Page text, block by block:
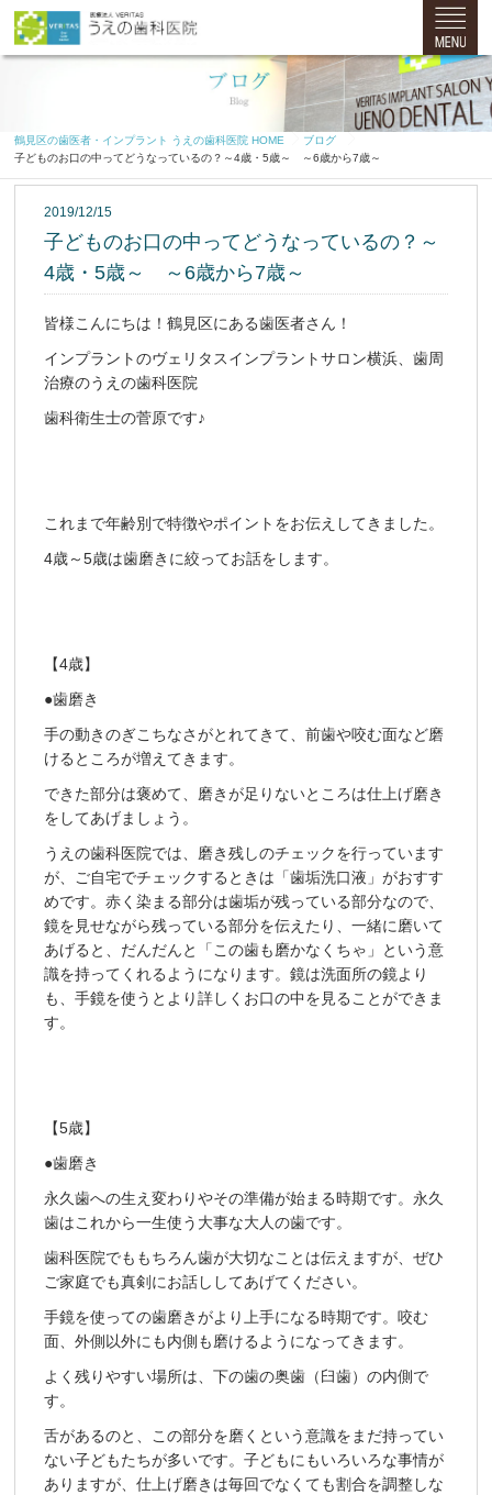
鶴見区の歯医者・インプラント うえの歯科医院 HOME
ブログ
子どものお口の中ってどうなっているの？～4歳・5歳～ ～6歳から7歳～
2019/12/15
子どものお口の中ってどうなっているの？～
4歳・5歳～ ～6歳から7歳～
皆様こんにちは！鶴見区にある歯医者さん！
インプラントのヴェリタスインプラントサロン横浜、歯周
治療のうえの歯科医院
歯科衛生士の菅原です♪
これまで年齢別で特徴やポイントをお伝えしてきました。
4歳～5歳は歯磨きに絞ってお話をします。
【4歳】
●歯磨き
手の動きのぎこちなさがとれてきて、前歯や咬む面など磨
けるところが増えてきます。
できた部分は褒めて、磨きが足りないところは仕上げ磨き
をしてあげましょう。
うえの歯科医院では、磨き残しのチェックを行っています
が、ご自宅でチェックするときは「歯垢洗口液」がおすす
めです。赤く染まる部分は歯垢が残っている部分なので、
鏡を見せながら残っている部分を伝えたり、一緒に磨いて
あげると、だんだんと「この歯も磨かなくちゃ」という意
識を持ってくれるようになります。鏡は洗面所の鏡より
も、手鏡を使うとより詳しくお口の中を見ることができま
す。
【5歳】
●歯磨き
永久歯への生え変わりやその準備が始まる時期です。永久
歯はこれから一生使う大事な大人の歯です。
歯科医院でももちろん歯が大切なことは伝えますが、ぜひ
ご家庭でも真剣にお話ししてあげてください。
手鏡を使っての歯磨きがより上手になる時期です。咬む
面、外側以外にも内側も磨けるようになってきます。
よく残りやすい場所は、下の歯の奥歯（臼歯）の内側で
す。
舌があるのと、この部分を磨くという意識をまだ持ってい
ない子どもたちが多いです。子どもにもいろいろな事情が
ありますが、仕上げ磨きは毎回でなくても割合を調整しな